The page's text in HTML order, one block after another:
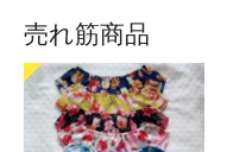
売れ筋商品